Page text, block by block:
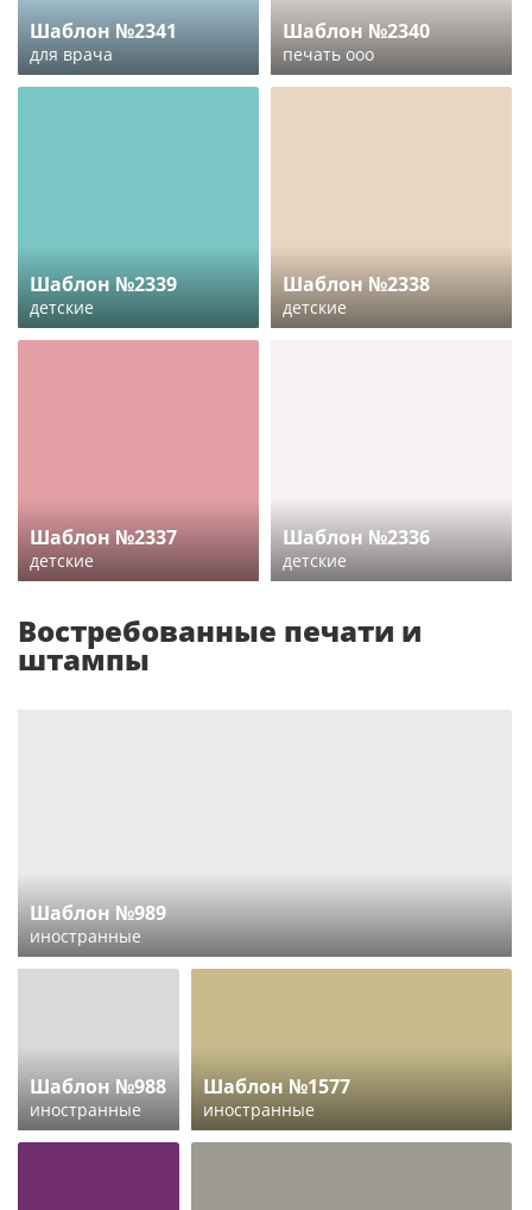
Шаблон №2341
для врача
Шаблон №2340
печать ооо
Шаблон №2339
детские
Шаблон №2338
детские
Шаблон №2337
детские
Шаблон №2336
детские
Востребованные печати и
штампы
Шаблон №989
иностранные
Шаблон №988
иностранные
Шаблон №1577
иностранные